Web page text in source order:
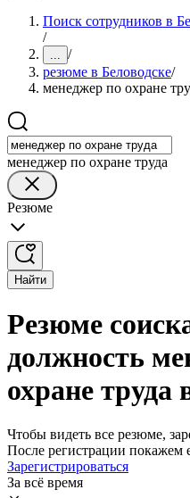
Поиск сотрудников в
/
... /
резюме в Беловодске/
менеджер по охране
менеджер по охране труда
Резюме
Найти
Резюме
должность
охране труда
Чтобы видеть все резюме,
После регистрации покажем
Зарегистрироваться
За всё время